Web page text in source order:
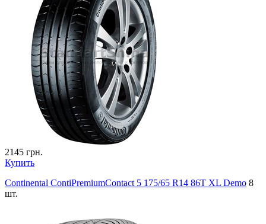
2145 грн.
Купить
Continental ContiPremiumContact 5 175/65 R14 86T XL Demo 8
шт.